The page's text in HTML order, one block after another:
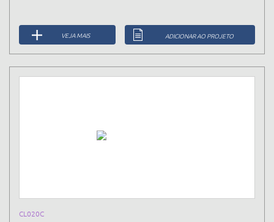
VEJA MAIS ADICIONAR AO PROJETO
CL020C